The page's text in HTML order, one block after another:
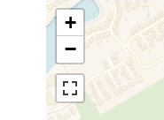
+
−